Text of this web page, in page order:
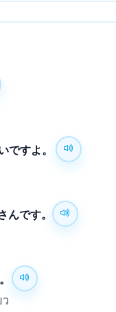
ですよ。
んです。